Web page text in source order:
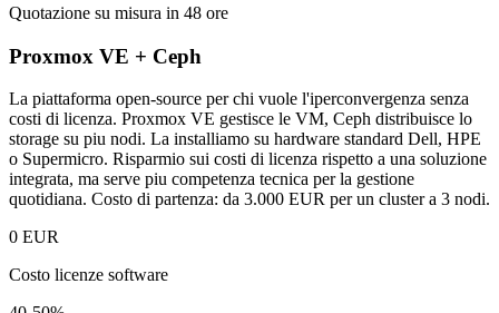
Quotazione su misura in 48 ore
Proxmox VE + Ceph
La piattaforma open-source per chi vuole l'iperconvergenza senza
costi di licenza. Proxmox VE gestisce le VM, Ceph distribuisce lo
storage su piu nodi. La installiamo su hardware standard Dell, HPE
o Supermicro. Risparmio sui costi di licenza rispetto a una soluzione
integrata, ma serve piu competenza tecnica per la gestione
quotidiana. Costo di partenza: da 3.000 EUR per un cluster a 3 nodi.
0 EUR
Costo licenze software